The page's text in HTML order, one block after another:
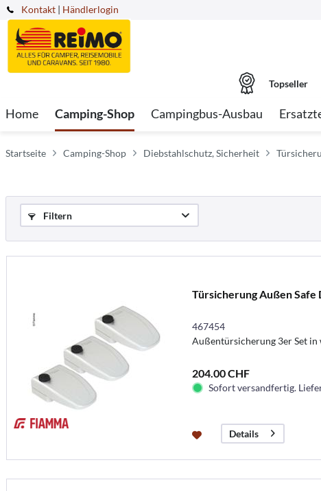
Kontakt | Händlerlogin
Topseller
Home Camping-Shop Campingbus-Ausbau
Startseite Camping-Shop Diebstahlschutz, Sicherheit
Filtern
Türsicherung Außen Safe
467454
Außentürsicherung 3er Set in
204.00 CHF
Sofort versandfertig.
Details